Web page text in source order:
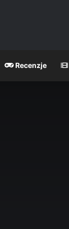
Recenzje